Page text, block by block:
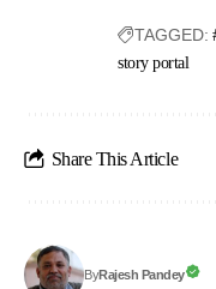
TAGGED:
story portal
Share This Article
ByRajesh Pandey